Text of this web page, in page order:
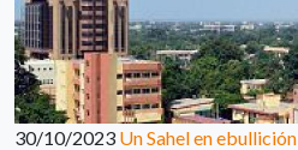
30/10/2023 Un Sahel en ebullición